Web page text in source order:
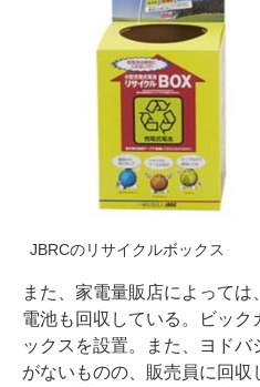
JBRCのリサイクルボックス
また、家電量販店によって
電池も回収している。ビッ
ックスを設置。また、ヨド
がないものの、販売員に回収